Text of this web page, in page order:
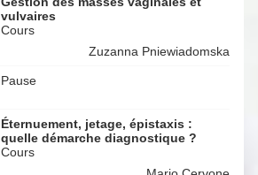
vulvaires
Cours
Zuzanna Pniewiadomska
Pause
Éternuement, jetage, épistaxis :
quelle démarche diagnostique ?
Cours